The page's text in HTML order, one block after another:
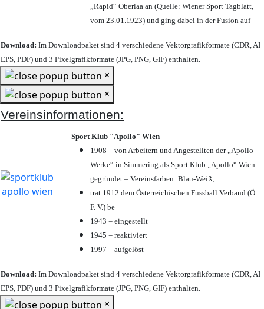
„Rapid“ Oberlaa an (Quelle: Wiener Sport Tagblatt,
vom 23.01.1923) und ging dabei in der Fusion auf
Download: Im Downloadpaket sind 4 verschiedene Vektorgrafikformate (CDR, AI
EPS, PDF) und 3 Pixelgrafikformate (JPG, PNG, GIF) enthalten.
×
×
Vereinsinformationen:
Sport Klub "Apollo" Wien
1908 – von Arbeitern und Angestellten der „Apollo-
Werke“ in Simmering als Sport Klub „Apollo“ Wien
gegründet – Vereinsfarben: Blau-Weiß;
trat 1912 dem Österreichischen Fussball Verband (Ö.
F. V.) be
1943 = eingestellt
1945 = reaktiviert
1997 = aufgelöst
Download: Im Downloadpaket sind 4 verschiedene Vektorgrafikformate (CDR, AI
EPS, PDF) und 3 Pixelgrafikformate (JPG, PNG, GIF) enthalten.
×